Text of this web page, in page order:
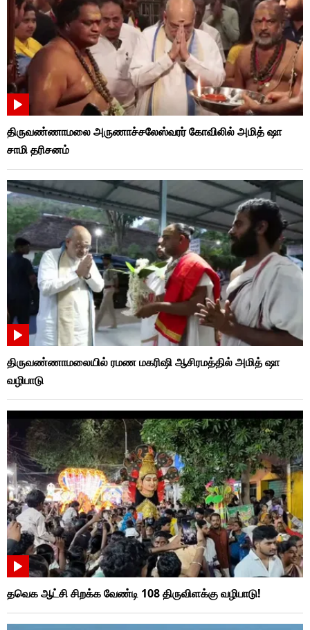
திருவண்ணாமலை அருணாச்சலேஸ்வரர் கோவிலில் அமித் ஷா
சாமி தரிசனம்
திருவண்ணாமலையில் ரமண மகரிஷி ஆசிரமத்தில் அமித் ஷா
வழிபாடு
தவெக ஆட்சி சிறக்க வேண்டி 108 திருவிளக்கு வழிபாடு!